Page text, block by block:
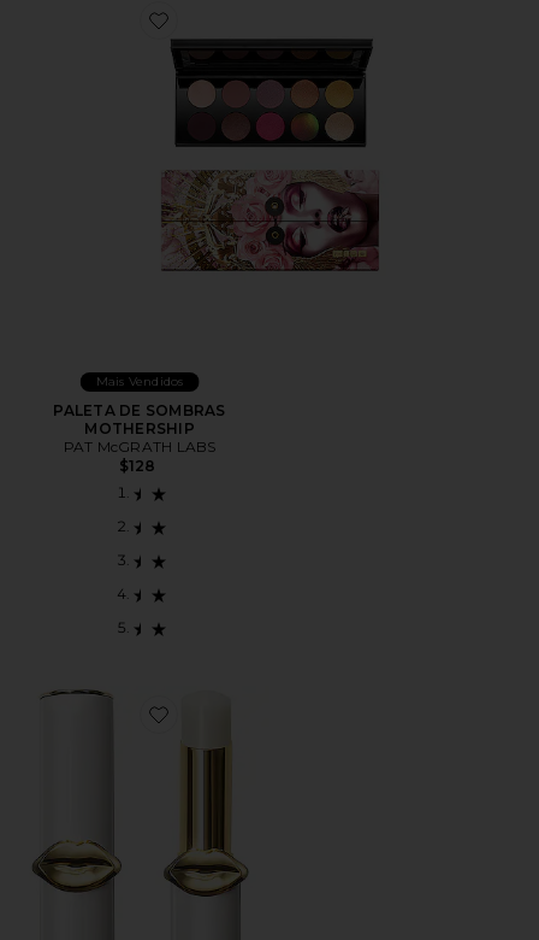
Favorite PALETA DE SOMBRAS MOTHERSHIP
Mais Vendidos
PALETA DE SOMBRAS
MOTHERSHIP
PAT McGRATH LABS
$128
Favorite Lip Fetish Sheer Colour Balm